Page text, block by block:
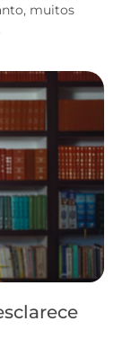
muitos